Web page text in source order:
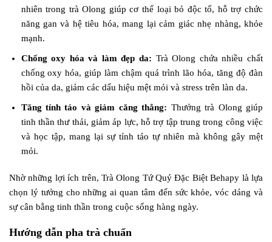
nhiên trong trà Olong giúp cơ thể loại bỏ độc tố, hỗ trợ chức
năng gan và hệ tiêu hóa, mang lại cảm giác nhẹ nhàng, khỏe
mạnh.
Chống oxy hóa và làm đẹp da: Trà Olong chứa nhiều chất
chống oxy hóa, giúp làm chậm quá trình lão hóa, tăng độ đàn
hồi của da, giảm các dấu hiệu mệt mỏi và stress trên làn da.
Tăng tỉnh táo và giảm căng thẳng: Thưởng trà Olong giúp
tinh thần thư thái, giảm áp lực, hỗ trợ tập trung trong công việc
và học tập, mang lại sự tỉnh táo tự nhiên mà không gây mệt
mỏi.
Nhờ những lợi ích trên, Trà Olong Tứ Quý Đặc Biệt Behapy là lựa
chọn lý tưởng cho những ai quan tâm đến sức khỏe, vóc dáng và
sự cân bằng tinh thần trong cuộc sống hàng ngày.
Hướng dẫn pha trà chuẩn